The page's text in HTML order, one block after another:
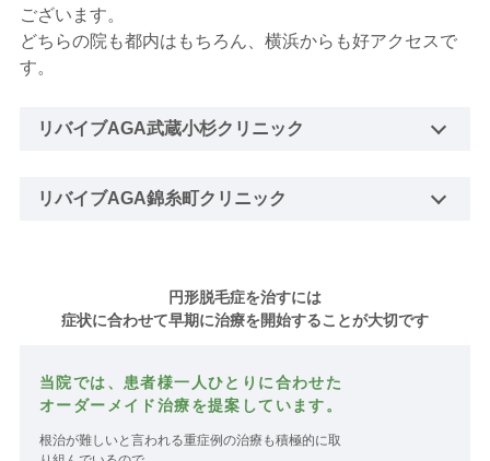
ございます。
どちらの院も都内はもちろん、横浜からも好アクセスで
す。
リバイブAGA武蔵小杉クリニック
リバイブAGA錦糸町クリニック
円形脱毛症を治すには
症状に合わせて早期に治療を開始することが大切です
当院では、患者様一人ひとりに合わせた
オーダーメイド治療を提案しています。
根治が難しいと言われる重症例の治療も積極的に取